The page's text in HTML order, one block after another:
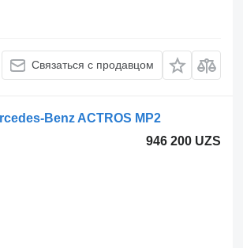
Связаться с продавцом
Benz ACTROS MP2
946 200 UZS